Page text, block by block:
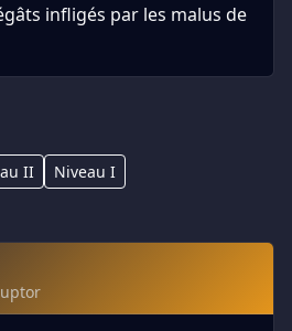
infligés par les malus de
II Niveau I